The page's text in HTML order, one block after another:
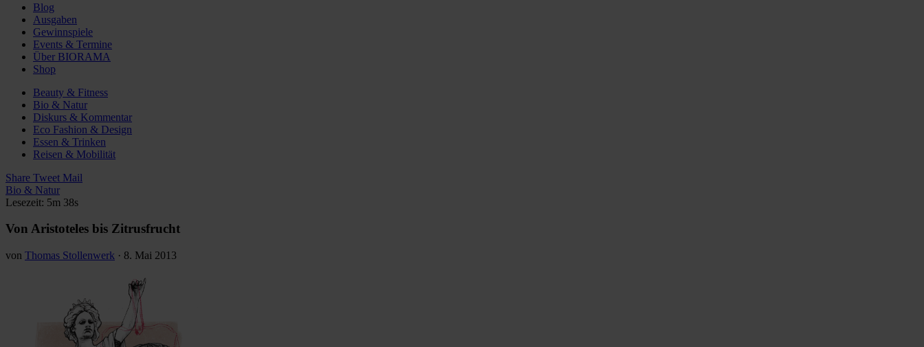
Blog
Ausgaben
Gewinnspiele
Events & Termine
Über BIORAMA
Shop
Beauty & Fitness
Bio & Natur
Diskurs & Kommentar
Eco Fashion & Design
Essen & Trinken
Reisen & Mobilität
Share Tweet Mail
Bio & Natur
Lesezeit: 5m 38s
Von Aristoteles bis Zitrusfrucht
von Thomas Stollenwerk · 8. Mai 2013